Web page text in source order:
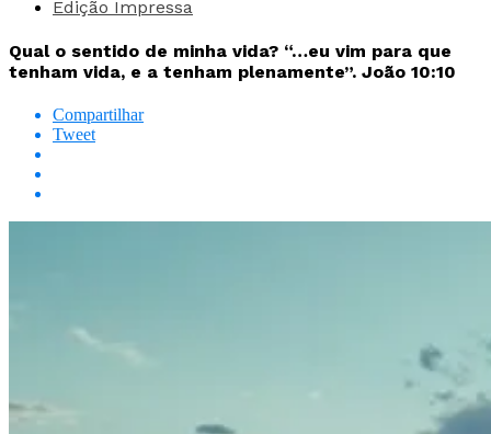
Edição Impressa
Qual o sentido de minha vida? “…eu vim para que
tenham vida, e a tenham plenamente”. João 10:10
Compartilhar
Tweet